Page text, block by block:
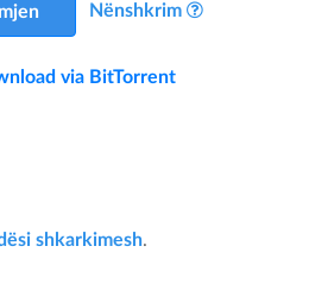
Nënshkrim
via BitTorrent
shkarkimesh.